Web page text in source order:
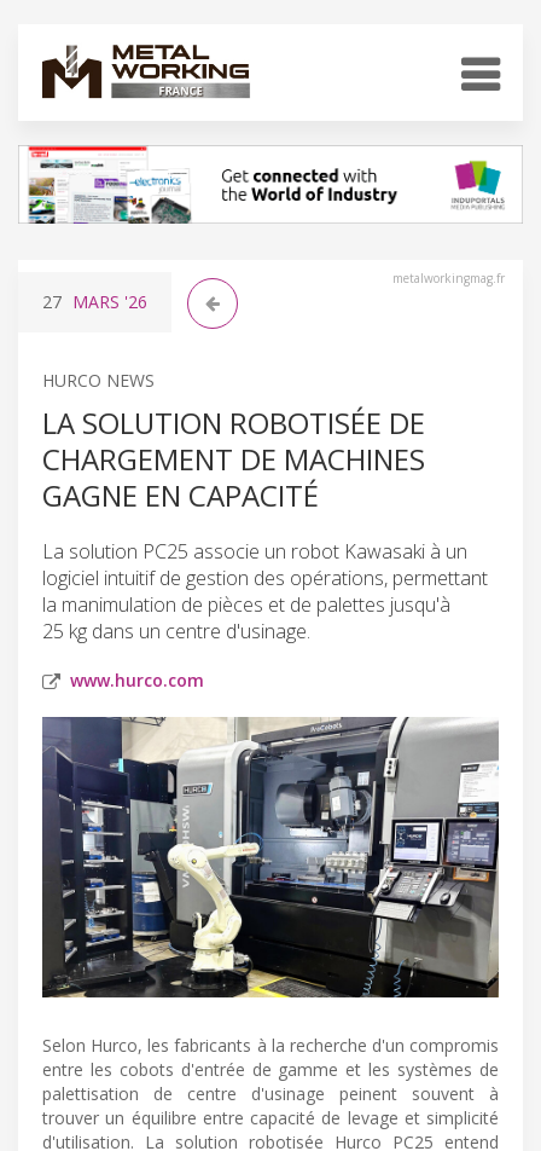
metalworkingmag.fr
27 MARS '26
HURCO NEWS
LA SOLUTION ROBOTISÉE DE
CHARGEMENT DE MACHINES
GAGNE EN CAPACITÉ
La solution PC25 associe un robot Kawasaki à un
logiciel intuitif de gestion des opérations, permettant
la manimulation de pièces et de palettes jusqu'à
25 kg dans un centre d'usinage.
www.hurco.com
Selon Hurco, les fabricants à la recherche d'un compromis
entre les cobots d'entrée de gamme et les systèmes de
palettisation de centre d'usinage peinent souvent à
trouver un équilibre entre capacité de levage et simplicité
d'utilisation. La solution robotisée Hurco PC25 entend